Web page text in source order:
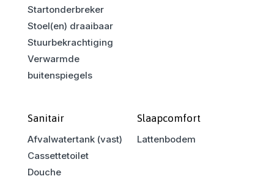
Startonderbreker
Stoel(en) draaibaar
Stuurbekrachtiging
Verwarmde
buitenspiegels
Sanitair
Afvalwatertank (vast)
Cassettetoilet
Douche
Slaapcomfort
Lattenbodem